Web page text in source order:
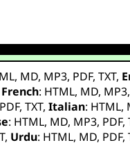
, MD, MP3, PDF,TXT,
French: HTML, MD, MP3,
PDF,TXT,Italian: HTML,
: HTML, MD, MP3, PDF,
, Urdu: HTML, MD, PDF,